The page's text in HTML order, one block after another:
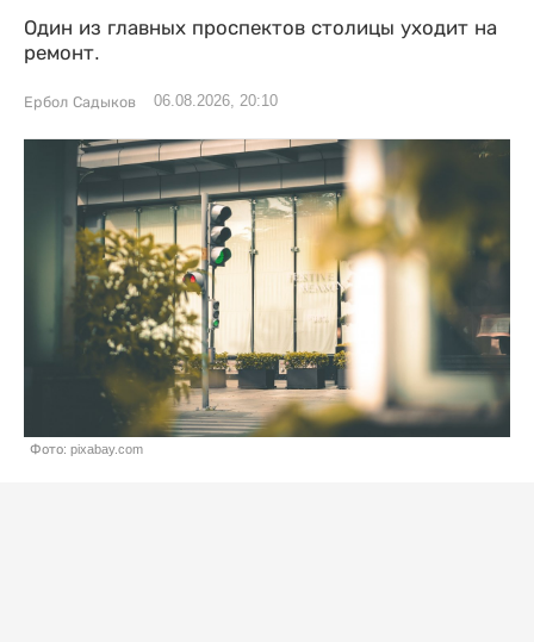
Один из главных проспектов столицы уходит на
ремонт.
Ербол Садыков 06.08.2026, 20:10
Фото: pixabay.com